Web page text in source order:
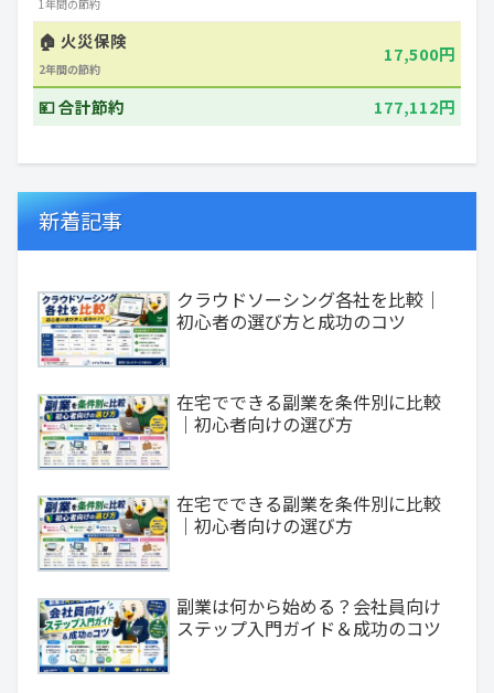
1年間の節約
🏠 火災保険
2年間の節約
17,500円
💴 合計節約 177,112円
新着記事
クラウドソーシング各社を比較｜
初心者の選び方と成功のコツ
在宅でできる副業を条件別に比較
｜初心者向けの選び方
在宅でできる副業を条件別に比較
｜初心者向けの選び方
副業は何から始める？会社員向け
ステップ入門ガイド＆成功のコツ